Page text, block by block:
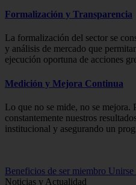
Formalización y Transparencia
La formalización del sector se
y análisis de mercado que
ejecución oportuna de acciones
Medición y Mejora Continua
Lo que no se mide, no se mejora.
constantemente nuestros
institucional y asegurando un
Beneficios de ser miembro
Noticias y Actualidad